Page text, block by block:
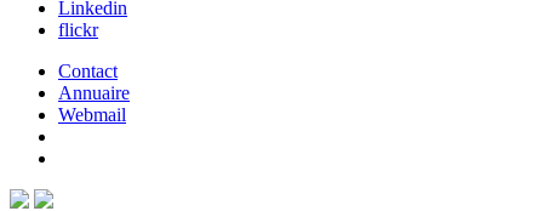
Linkedin
flickr
Contact
Annuaire
Webmail